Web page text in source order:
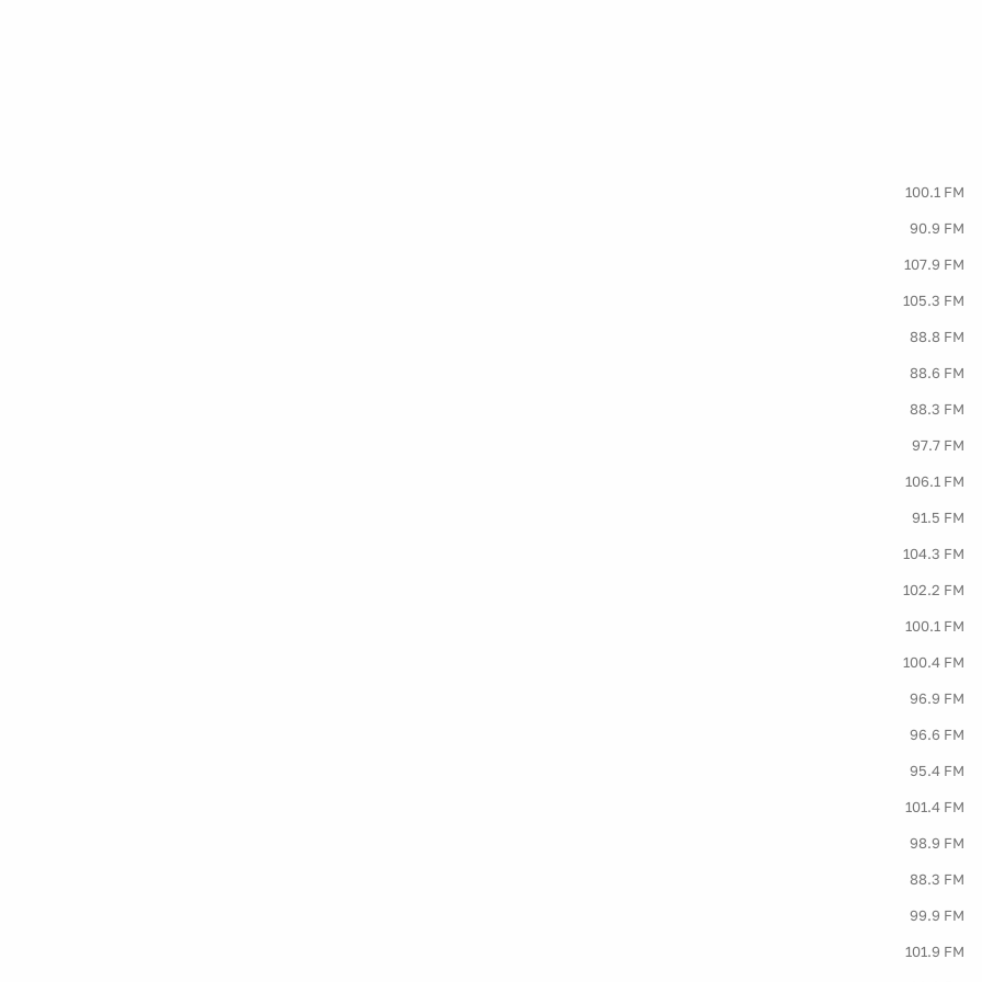
100.1 FM
90.9 FM
107.9 FM
105.3 FM
88.8 FM
88.6 FM
88.3 FM
97.7 FM
106.1 FM
91.5 FM
104.3 FM
102.2 FM
100.1 FM
100.4 FM
96.9 FM
96.6 FM
95.4 FM
101.4 FM
98.9 FM
88.3 FM
99.9 FM
101.9 FM